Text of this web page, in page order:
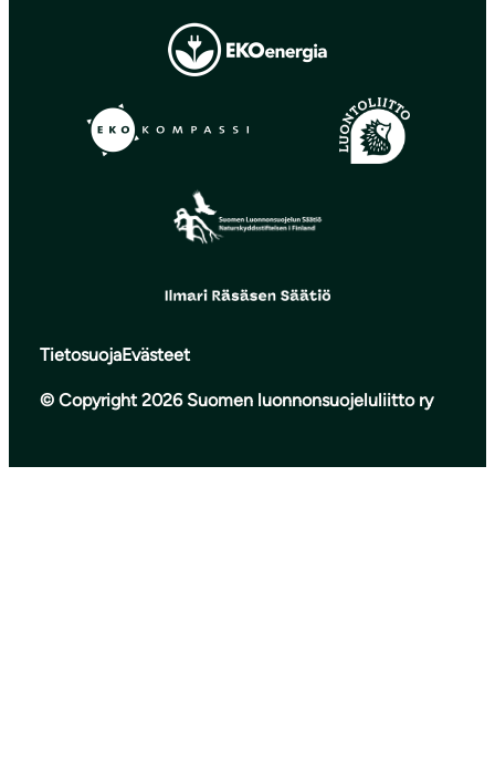
TietosuojaEvästeet
© Copyright 2026 Suomen luonnonsuojeluliitto ry